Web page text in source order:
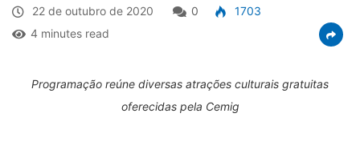
22 de outubro de 2020 0
1703
4 minutes read
Programação reúne diversas atrações culturais gratuitas
oferecidas pela Cemig